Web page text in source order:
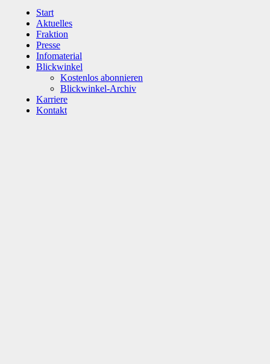
Start
Aktuelles
Fraktion
Presse
Infomaterial
Blickwinkel
Kostenlos abonnieren
Blickwinkel-Archiv
Karriere
Kontakt